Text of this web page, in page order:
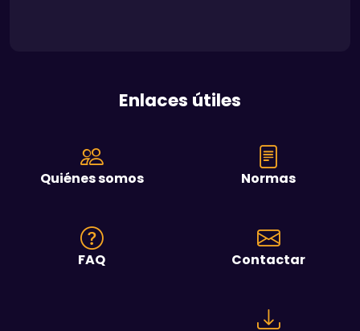
Enlaces útiles
Quiénes somos Normas
FAQ Contactar